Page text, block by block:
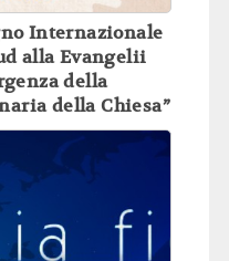
Internazionale
alla Evangelii
della
della Chiesa”
2019)